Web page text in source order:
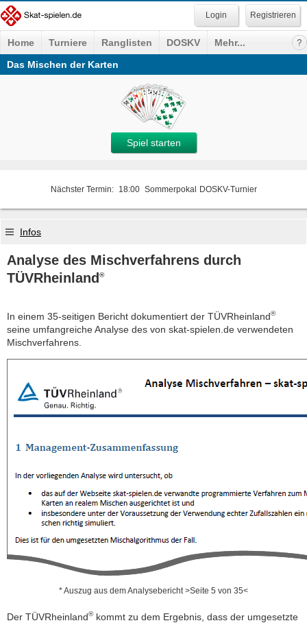
Registrieren
Home Turniere Ranglisten DOSKV
Mehr...
Das Mischen der Karten
Spiel starten
Nächster Termin: 18:00 Sommerpokal DOSKV-Turnier
Infos
Analyse des Mischverfahrens durch
TÜVRheinland ®
In einem 35-seitigen Bericht dokumentiert der TÜVRheinland®
seine umfangreiche Analyse des von skat-spielen.de verwendeten
Mischverfahrens.
* Auszug aus dem Analysebericht >Seite 5 von 35<
Der TÜVRheinland®kommt zu dem Ergebnis, dass der umgesetzte